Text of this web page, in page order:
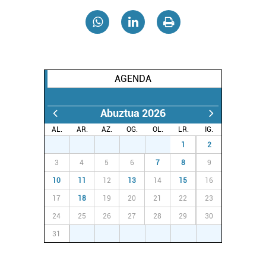
Webgune honek cookie propioak eta hirugarrenen cookie-
baliatzen gara. Ohar hau onartuz gero, teknologia hori
erabiltzeko baimen esplizitua ematen diguzu.Gehiago
AGENDA
Abuztua 2026
AL. AR. AZ. OG. OL. LR.
IG.
1 2
3 4 5 6 7 8 9
10 11 12 13 14 15 16
17 18 19 20 21 22 23
24 25 26 27 28 29 30
31